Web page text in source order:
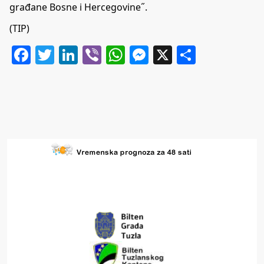
građane Bosne i Hercegovine˝.
(TIP)
Facebook
Twitter
LinkedIn
ViberWhatsApp
Messenger
X